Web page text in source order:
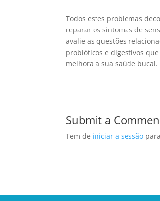
Todos estes problemas
reparar os sintomas de
avalie as questões
probióticos e digestivos
melhora a sua saúde bucal.
Submit a
Tem de iniciar a sessão